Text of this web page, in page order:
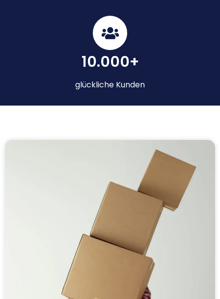
10.000+
glückliche Kunden